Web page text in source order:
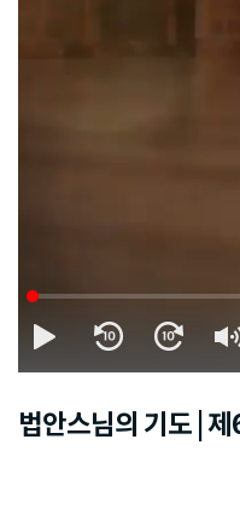
법안스님의 기도 |